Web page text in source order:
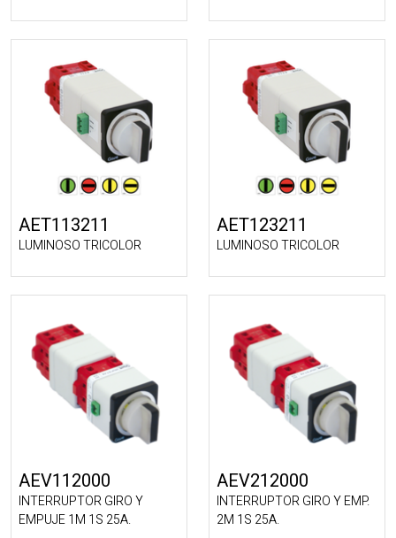
AET113211
LUMINOSO TRICOLOR
AET123211
LUMINOSO TRICOLOR
AEV112000
INTERRUPTOR GIRO Y
EMPUJE 1M 1S 25A.
AEV212000
INTERRUPTOR GIRO Y EMP.
2M 1S 25A.